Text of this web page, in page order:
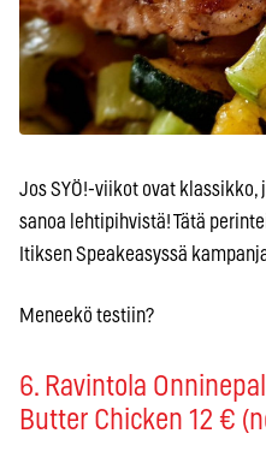
Jos SYÖ!-viikot ovat klassikko,
sanoa lehtipihvistä! Tätä
Itiksen Speakeasyssä
Meneekö testiin?
6. Ravintola
Butter Chicken 12 €